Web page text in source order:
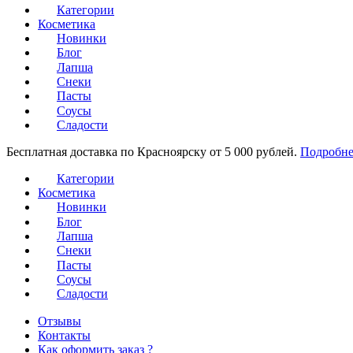
Категории
Косметика
Новинки
Блог
Лапша
Снеки
Пасты
Соусы
Сладости
Бесплатная доставка по Красноярску от 5 000 рублей.
Категории
Косметика
Новинки
Блог
Лапша
Снеки
Пасты
Соусы
Сладости
Отзывы
Контакты
Как оформить заказ ?